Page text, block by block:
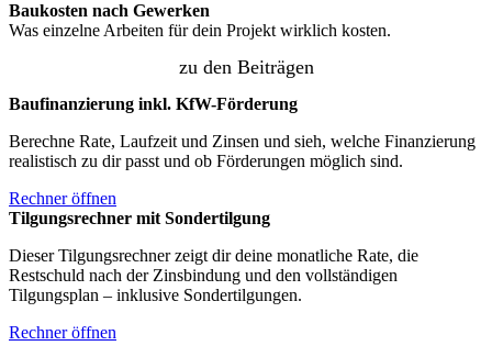
Baukosten nach Gewerken
Was einzelne Arbeiten für dein Projekt wirklich kosten.
zu den Beiträgen
Baufinanzierung inkl. KfW-Förderung
Berechne Rate, Laufzeit und Zinsen und sieh, welche Finanzierung
realistisch zu dir passt und ob Förderungen möglich sind.
Rechner öffnen
Tilgungsrechner mit Sondertilgung
Dieser Tilgungsrechner zeigt dir deine monatliche Rate, die
Restschuld nach der Zinsbindung und den vollständigen
Tilgungsplan – inklusive Sondertilgungen.
Rechner öffnen